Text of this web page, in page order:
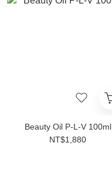
Beauty Oil P-L-V 100ml
NT$1,880